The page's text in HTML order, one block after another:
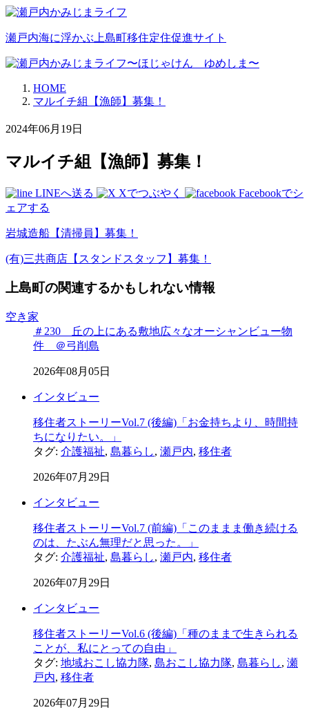
瀬戸内海に浮かぶ上島町移住定住促進サイト
HOME
マルイチ組【漁師】募集！
2024年06月19日
マルイチ組【漁師】募集！
LINEへ送る Xでつぶやく
Facebookでシ
ェアする
岩城造船【清掃員】募集！
(有)三共商店【スタンドスタッフ】募集！
上島町の関連するかもしれない情報
空き家
＃230 丘の上にある敷地広々なオーシャンビュー物
件 ＠弓削島
2026年08月05日
インタビュー
移住者ストーリーVol.7 (後編)「お金持ちより、時間持
ちになりたい。」
タグ: 介護福祉, 島暮らし, 瀬戸内, 移住者
2026年07月29日
インタビュー
移住者ストーリーVol.7 (前編)「このままま働き続ける
のは、たぶん無理だと思った。」
タグ: 介護福祉, 島暮らし, 瀬戸内, 移住者
2026年07月29日
インタビュー
移住者ストーリーVol.6 (後編)「種のままで生きられる
ことが、私にとっての自由」
タグ: 地域おこし協力隊, 島おこし協力隊, 島暮らし, 瀬
戸内, 移住者
2026年07月29日